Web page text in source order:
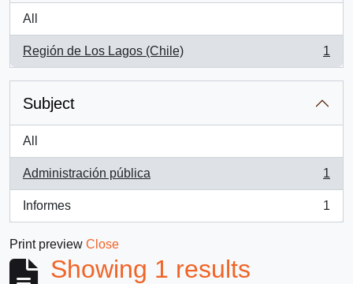
All
Región de Los Lagos (Chile)
, 1 results
1
Subject
All
Administración pública
, 1 results
1
Informes
, 1 results
1
Print preview Close
Showing 1 results